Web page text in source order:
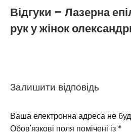
Відгуки – Лазерна
рук у жінок
Залишити відповідь
Ваша електронна адреса не
Обов'язкові поля помічені із *